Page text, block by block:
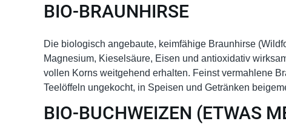
BIO-BRAUNHIRSE
Die biologisch angebaute, keimfähige Braunhirse
Magnesium, Kieselsäure, Eisen und antioxidativ
vollen Korns weitgehend erhalten. Feinst vermahlene
Teelöffeln ungekocht, in Speisen und Getränken
BIO-BUCHWEIZEN (ETWAS